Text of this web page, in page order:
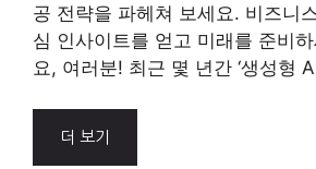
공 전략을 파헤쳐 보세요. 비즈니
심 인사이트를 얻고 미래를 준비
요, 여러분! 최근 몇 년간 ‘생성형
더 보기